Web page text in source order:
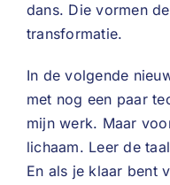
dans. Die vormen
transformatie.
In de volgende
met nog een paar
mijn werk. Maar
lichaam. Leer de
En als je klaar bent